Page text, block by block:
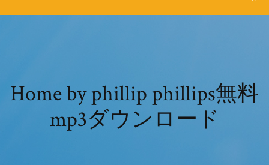
Home by phillip phillips無料
mp3ダウンロード